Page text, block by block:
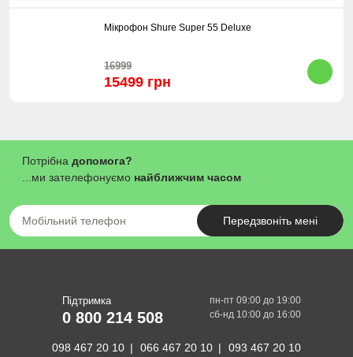
Мікрофон Shure Super 55 Deluxe
16999
15499 грн
Потрібна допомога?
...ми зателефонуємо найближчим часом
Передзвоніть мені
Підтримка
0 800 214 508
пн-пт 09:00 до 19:00
сб-нд 10:00 до 16:00
098 467 20 10 066 467 20 10 093 467 20 10